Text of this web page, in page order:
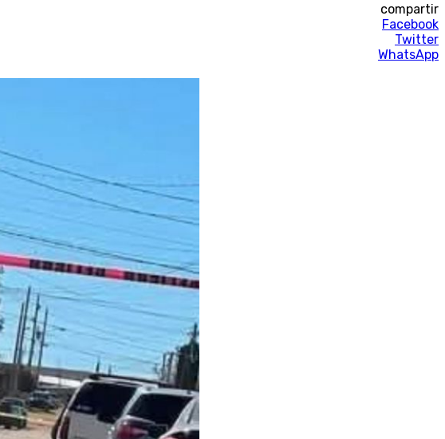
compartir
Facebook
Twitter
WhatsApp